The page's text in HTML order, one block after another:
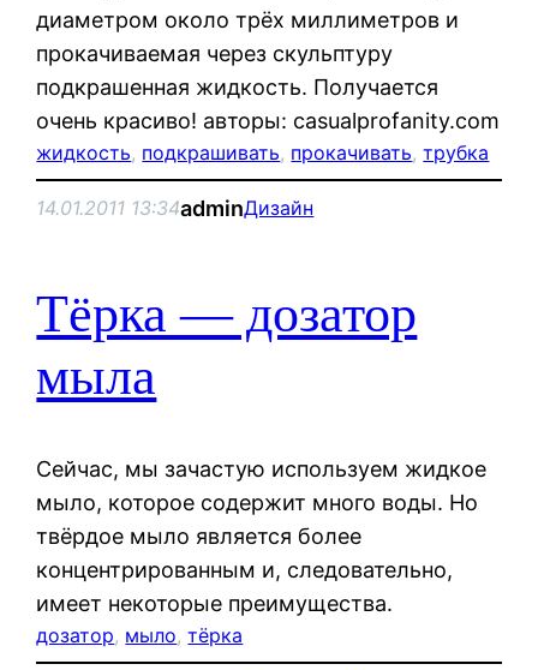
диаметром около трёх миллиметров и
прокачиваемая через скульптуру
подкрашенная жидкость. Получается
очень красиво! авторы: casualprofanity.com
жидкость, подкрашивать, прокачивать, трубка
14.01.2011 13:34adminДизайн
Тёрка — дозатор
мыла
Сейчас, мы зачастую используем жидкое
мыло, которое содержит много воды. Но
твёрдое мыло является более
концентрированным и, следовательно,
имеет некоторые преимущества.
дозатор, мыло, тёрка